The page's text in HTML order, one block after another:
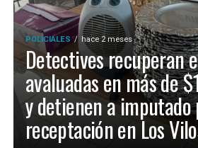
POLICIALES hace 2 meses
Detectives recuperan
avaluadas en más de
y detienen a imputado
receptación en Los